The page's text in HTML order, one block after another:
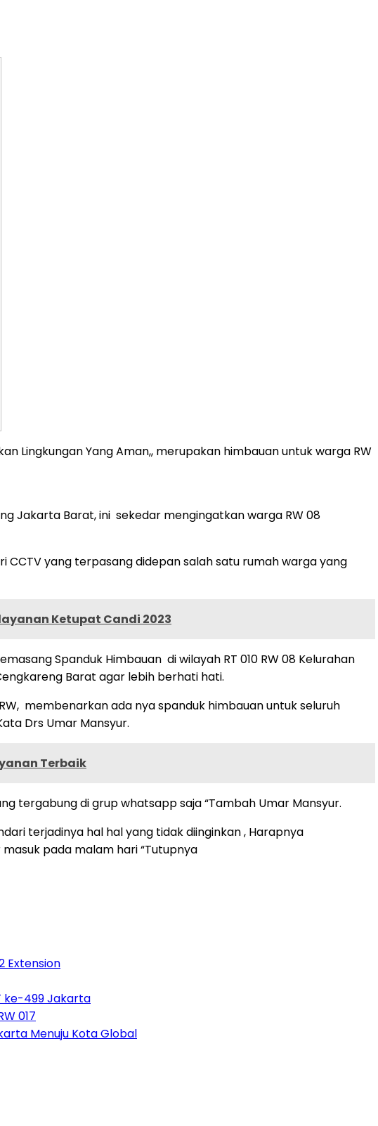
Lingkungan Yang Aman,, merupakan himbauan untuk warga RW
Jakarta Barat, ini sekedar mengingatkan warga RW 08
yang terpasang didepan salah satu rumah warga yang
Ketupat Candi 2023
Spanduk Himbauan di wilayah RT 010 RW 08 Kelurahan
Barat agar lebih berhati hati.
membenarkan ada nya spanduk himbauan untuk seluruh
Drs Umar Mansyur.
Terbaik
tergabung di grup whatsapp saja “Tambah Umar Mansyur.
terjadinya hal hal yang tidak diinginkan , Harapnya
pada malam hari “Tutupnya
Extension
ke-499 Jakarta
017
Menuju Kota Global